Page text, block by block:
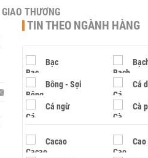
GIAO THƯƠNG
TIN THEO NGÀNH HÀNG
Bạc
Bông - Sợi Cá
Cá ngừ Cà
Cacao Cao